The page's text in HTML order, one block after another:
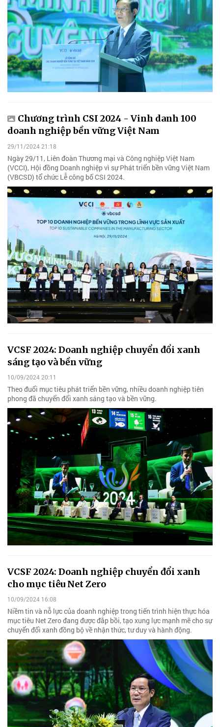
Chương trình CSI 2024 - Vinh danh 100
doanh nghiệp bền vững Việt Nam
29/11/2024 21:18
Ngày 29/11, Liên đoàn Thương mại và Công nghiệp Việt Nam
(VCCI), Hội đồng Doanh nghiệp vì sự Phát triển bền vững Việt Nam
(VBCSD) tổ chức Lễ công bố CSI 2024.
VCSF 2024: Doanh nghiệp chuyển đổi xanh
sáng tạo và bền vững
10/09/2024 20:11
Theo đuổi mục tiêu phát triển bền vững, nhiều doanh nghiệp tiên
phong đã chuyển đổi xanh sáng tạo và bền vững.
VCSF 2024: Doanh nghiệp chuyển đổi xanh
cho mục tiêu Net Zero
10/09/2024 16:08
Niềm tin và nỗ lực của doanh nghiệp trong tiến trình hiện thực hóa
mục tiêu Net Zero đang được đắp bồi, tạo xung lực mạnh mẽ cho sự
chuyển đổi xanh đồng bộ về nhận thức, tư duy và hành động.